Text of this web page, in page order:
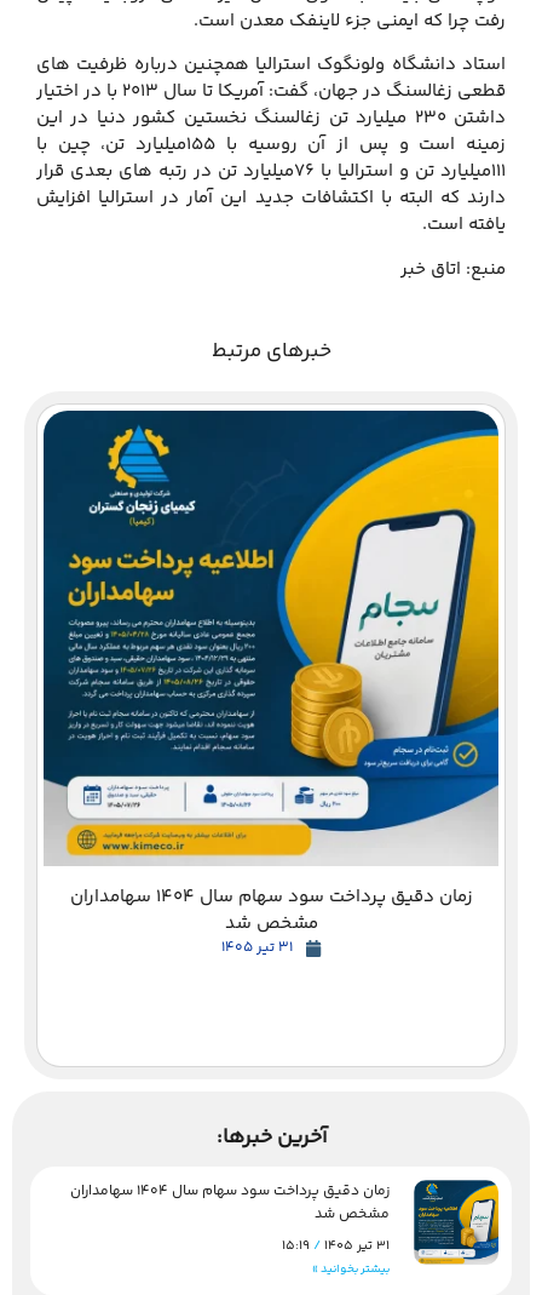
رفت چرا که ایمنی جزء لاینفک معدن است.
استاد دانشگاه ولونگوک استرالیا همچنین درباره ظرفیت های
قطعی زغالسنگ در جهان، گفت: آمریکا تا سال ۲۰۱۳ با در اختیار
داشتن ۲۳۰ میلیارد تن زغالسنگ نخستین کشور دنیا در این
زمینه است و پس از آن روسیه با ۱۵۵میلیارد تن، چین با
۱۱۱میلیارد تن و استرالیا با ۷۶میلیارد تن در رتبه های بعدی قرار
دارند که البته با اکتشافات جدید این آمار در استرالیا افزایش
یافته است.
منبع: اتاق خبر
خبرهای مرتبط
زمان دقیق پرداخت سود سهام سال 1404 سهامداران
مشخص شد
31 تیر 1405
آخرین خبرها:
زمان دقیق پرداخت سود سهام سال 1404 سهامداران
مشخص شد
31 تیر 1405
بیشتر بخوانید »